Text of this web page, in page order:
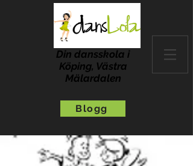
Din dansskola i
Köping, Västra
Mälardalen
Blogg